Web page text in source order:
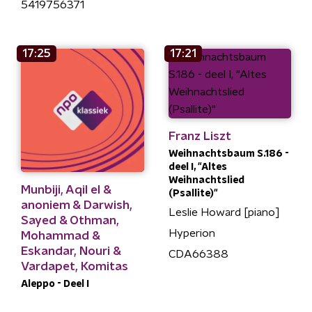
5419756371
17:25
Munbiji, Aqil el &
anoniem & Darwish,
Sayed & Othman,
Mohammad &
Eskandar, Nouri &
Vardapet, Komitas
Aleppo - Deel I
17:21
Franz Liszt
Weihnachtsbaum S.186 -
deel I, "Altes
Weihnachtslied
(Psallite)"
Leslie Howard [piano]
Hyperion
CDA66388